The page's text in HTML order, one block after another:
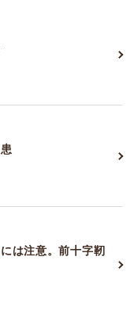
は注意。前十字靭